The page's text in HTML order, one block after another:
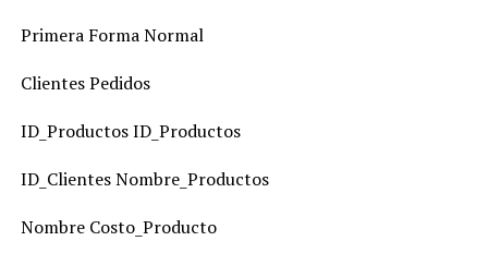
Primera Forma Normal
Clientes Pedidos
ID_Productos ID_Productos
ID_Clientes Nombre_Productos
Nombre Costo_Producto